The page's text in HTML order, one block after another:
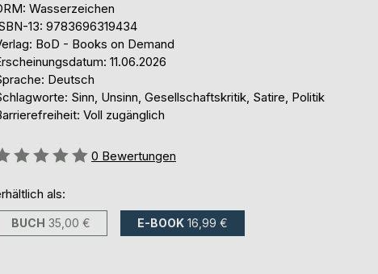
Wasserzeichen
13: 9783696319434
BoD - Books on Demand
11.06.2026
Deutsch
Sinn, Unsinn, Gesellschaftskritik, Satire, Politik
Voll zugänglich
0 Bewertungen
als:
BUCH 35,00 € E-BOOK 16,99 €